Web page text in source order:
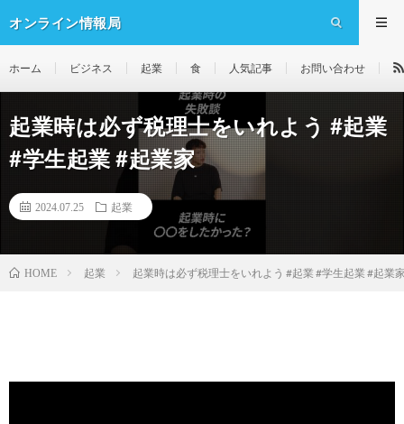
オンライン情報局
ホーム ビジネス 起業 食 人気記事 お問い合わせ
起業時は必ず税理士をいれよう #起業
#学生起業 #起業家
2024.07.25 起業
HOME 起業 起業時は必ず税理士をいれよう #起業 #学生起業 #起業